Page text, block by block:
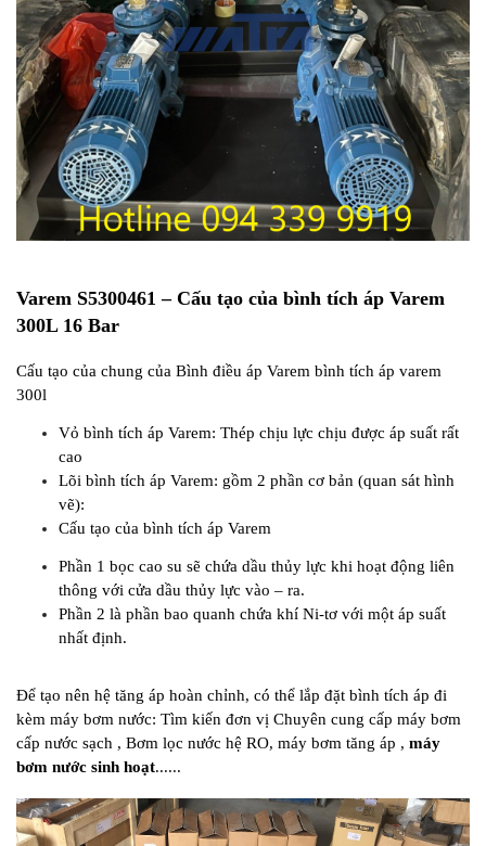
Varem S5300461 – Cấu tạo của bình tích áp Varem
300L 16 Bar
Cấu tạo của chung của Bình điều áp Varem bình tích áp varem
300l
Vỏ bình tích áp Varem: Thép chịu lực chịu được áp suất rất
cao
Lõi bình tích áp Varem: gồm 2 phần cơ bản (quan sát hình
vẽ):
Cấu tạo của bình tích áp Varem
Phần 1 bọc cao su sẽ chứa dầu thủy lực khi hoạt động liên
thông với cửa dầu thủy lực vào – ra.
Phần 2 là phần bao quanh chứa khí Ni-tơ với một áp suất
nhất định.
Để tạo nên hệ tăng áp hoàn chỉnh, có thể lắp đặt bình tích áp đi
kèm máy bơm nước: Tìm kiến đơn vị Chuyên cung cấp máy bơm
cấp nước sạch , Bơm lọc nước hệ RO, máy bơm tăng áp , máy
bơm nước sinh hoạt......